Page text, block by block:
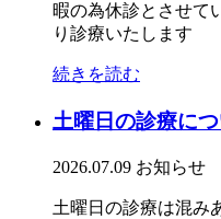
暇の為休診とさせて
り診療いたします
続きを読む
土曜日の診療に
2026.07.09 お知らせ
土曜日の診療は混み